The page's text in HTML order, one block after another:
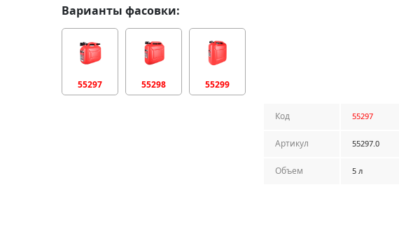
Варианты фасовки:
55297 55298 55299
Код 55297
Артикул 55297.0
Объем 5 л